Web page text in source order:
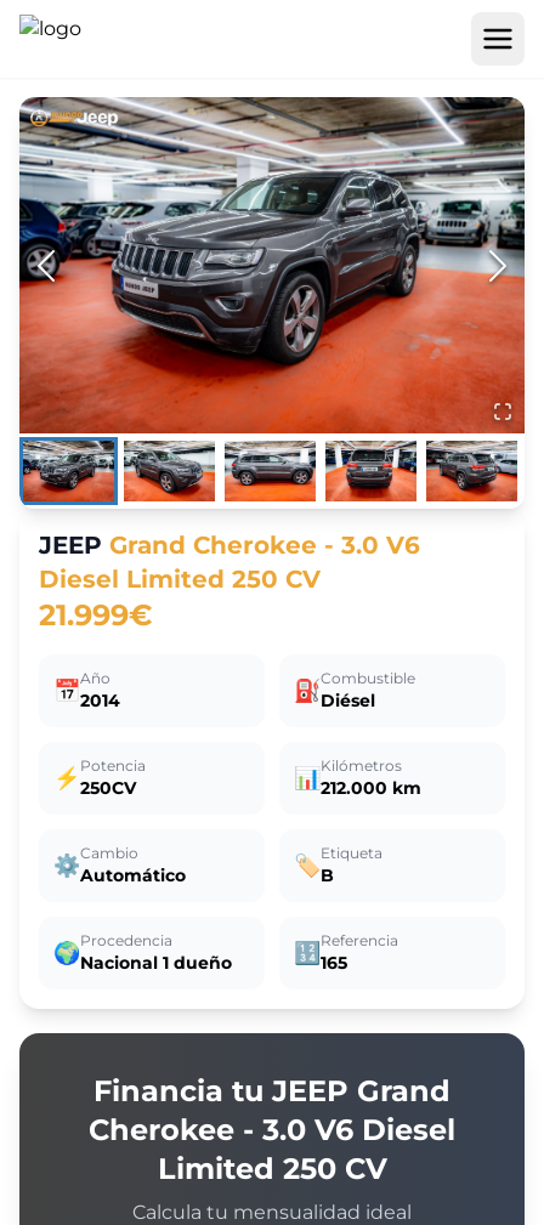
JEEP Grand Cherokee - 3.0 V6
Diesel Limited 250 CV
21.999€
📅Año
2014 ⛽Combustible
Diésel
⚡ Potencia
250CV 📊Kilómetros
212.000 km
⚙️Cambio
Automático 🏷️Etiqueta
B
🌍Procedencia
Nacional 1 dueño 🔢 Referencia
165
Financia tuJEEP Grand
Cherokee - 3.0 V6 Diesel
Limited 250 CV
Calcula tu mensualidad ideal